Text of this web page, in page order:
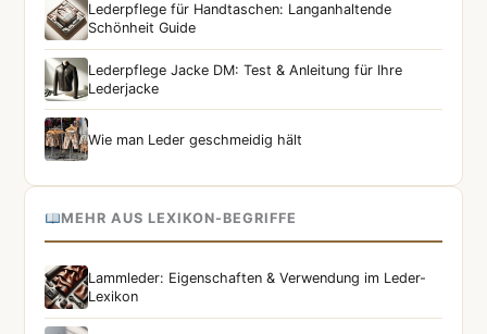
Lederpflege für Handtaschen: Langanhaltende
Schönheit Guide
Lederpflege Jacke DM: Test & Anleitung für Ihre
Lederjacke
Wie man Leder geschmeidig hält
MEHR AUS LEXIKON-BEGRIFFE
Lammleder: Eigenschaften & Verwendung im Leder-
Lexikon